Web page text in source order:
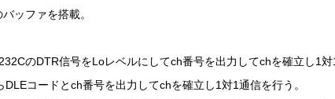
ッファを搭載。
のDTR信号をLoレベルにしてch番号を出力してchを確立し1対
DLEコードとch番号を出力してchを確立し1対1通信を行う。